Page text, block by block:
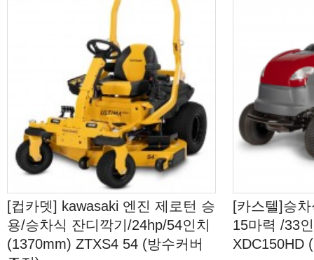
[컵카뎃] kawasaki 엔진 제로턴 승
용/승차식 잔디깍기/24hp/54인치
(1370mm) ZTXS4 54 (방수커버
[카스텔]승
15마력 /33
XDC150HD